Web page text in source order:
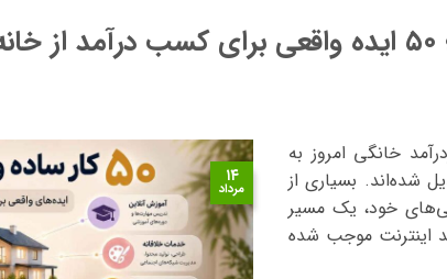
۱۴
مرداد
و پردرآمد خانگی امروز به
شده‌اند. بسیاری از
خود، یک مسیر
اینترنت موجب شده